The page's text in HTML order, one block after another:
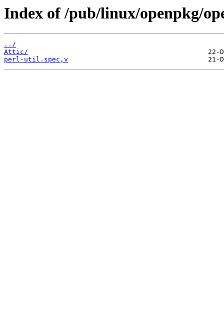
Index of /pub/linux/openpkg/
../
Attic/
perl-util.spec,v